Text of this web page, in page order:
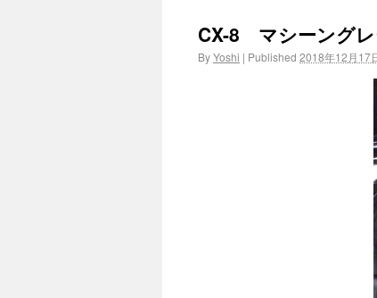
CX-8 マシーングレ
ByYoshi | Published 2018年12月17